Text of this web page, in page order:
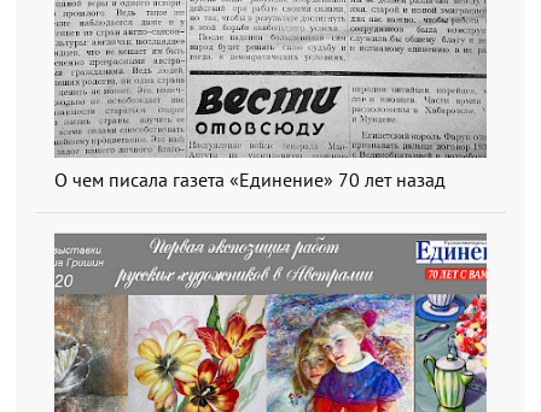
О чем писала газета «Единение» 70 лет назад